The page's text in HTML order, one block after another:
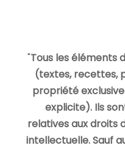
"Tous les éléments
(textes, recettes,
propriété
explicite). Ils
relatives aux droits
intellectuelle. Sauf